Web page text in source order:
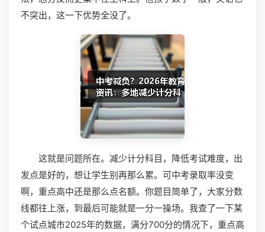
不突出，这一下优势全没了。
这就是问题所在。减少计分科目，降低考试难度，出
发点是好的，想让学生别再那么累。可中考录取率没变
啊，重点高中还是那么点名额。你题目简单了，大家分数
线都往上涨，到最后可能就是一分一操场。我查了一下某
个试点城市2025年的数据，满分700分的情况下，重点高